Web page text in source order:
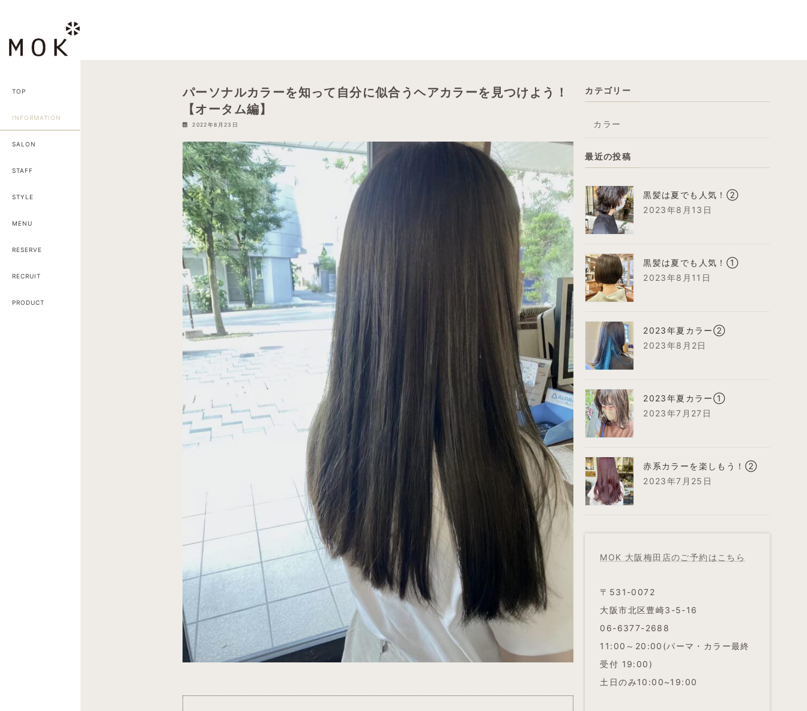
TOP
INFORMATION
SALON
STAFF
STYLE
MENU
RESERVE
RECRUIT
PRODUCT
パーソナルカラーを知って自分に似合うヘアカラーを見つけよう！
【オータム編】
2022年8月23日
カテゴリー
カラー
最近の投稿
黒髪は夏でも人気！②
2023年8月13日
黒髪は夏でも人気！①
2023年8月11日
2023年夏カラー②
2023年8月2日
2023年夏カラー①
2023年7月27日
赤系カラーを楽しもう！②
2023年7月25日
MOK 大阪梅田店のご予約はこちら
〒531-0072
大阪市北区豊崎3-5-16
06-6377-2688
11:00～20:00(パーマ・カラー最終
受付 19:00)
土日のみ10:00~19:00